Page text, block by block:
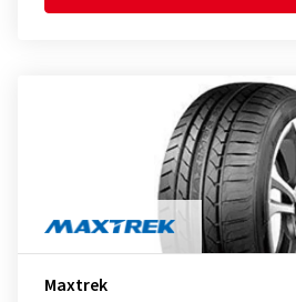
Maxtrek